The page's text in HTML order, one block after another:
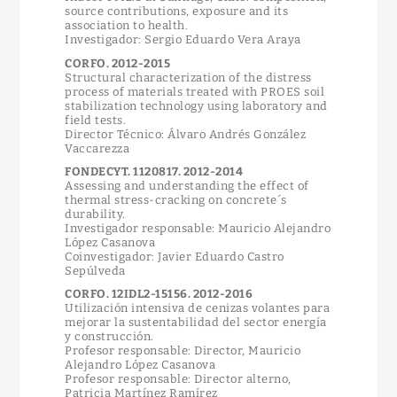
source contributions, exposure and its
association to health.
Investigador: Sergio Eduardo Vera Araya
CORFO. 2012-2015
Structural characterization of the distress
process of materials treated with PROES soil
stabilization technology using laboratory and
field tests.
Director Técnico: Álvaro Andrés González
Vaccarezza
FONDECYT. 1120817. 2012-2014
Assessing and understanding the effect of
thermal stress-cracking on concrete´s
durability.
Investigador responsable: Mauricio Alejandro
López Casanova
Coinvestigador: Javier Eduardo Castro
Sepúlveda
CORFO. 12IDL2-15156. 2012-2016
Utilización intensiva de cenizas volantes para
mejorar la sustentabilidad del sector energía
y construcción.
Profesor responsable: Director, Mauricio
Alejandro López Casanova
Profesor responsable: Director alterno,
Patricia Martínez Ramírez